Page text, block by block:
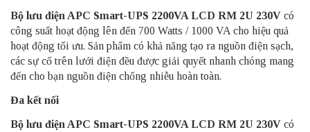
Bộ lưu điện APC Smart-UPS 2200VA LCD RM 2U 230V có
công suất hoạt động lên đến 700 Watts / 1000 VA cho hiệu quả
hoạt động tối ưu. Sản phẩm có khả năng tạo ra nguồn điện sạch,
các sự cố trên lưới điện đều được giải quyết nhanh chóng mang
đến cho bạn nguồn điện chống nhiễu hoàn toàn.
Đa kết nối
Bộ lưu điện APC Smart-UPS 2200VA LCD RM 2U 230V có